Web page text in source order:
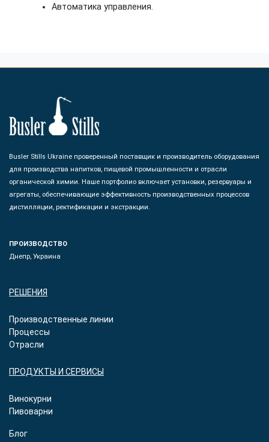
Автоматика управления.
Busler Stills Ukraine проверенный поставщик и производитель оборудования
для производства напитков, пищевой промышленности и отрасли
органической химии. Наше портфолио включает установки, резервуары и
агрегаты, обеспечивающие эффективность производственных процессов
дистилляции, ректификации и экстракции.
ПРОИЗВОДСТВО
Днепр, Украина
РЕШЕНИЯ
Производственные линии
Процессы
Отрасли
ПРОДУКТЫ И СЕРВИСЫ
Винокурни
Пивоварни
Блог